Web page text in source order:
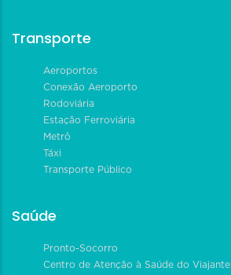
Transporte
Aeroportos
Conexão Aeroporto
Rodoviária
Estação Ferroviária
Metrô
Táxi
Transporte Público
Saúde
Pronto-Socorro
Centro de Atenção à Saúde do Viajante